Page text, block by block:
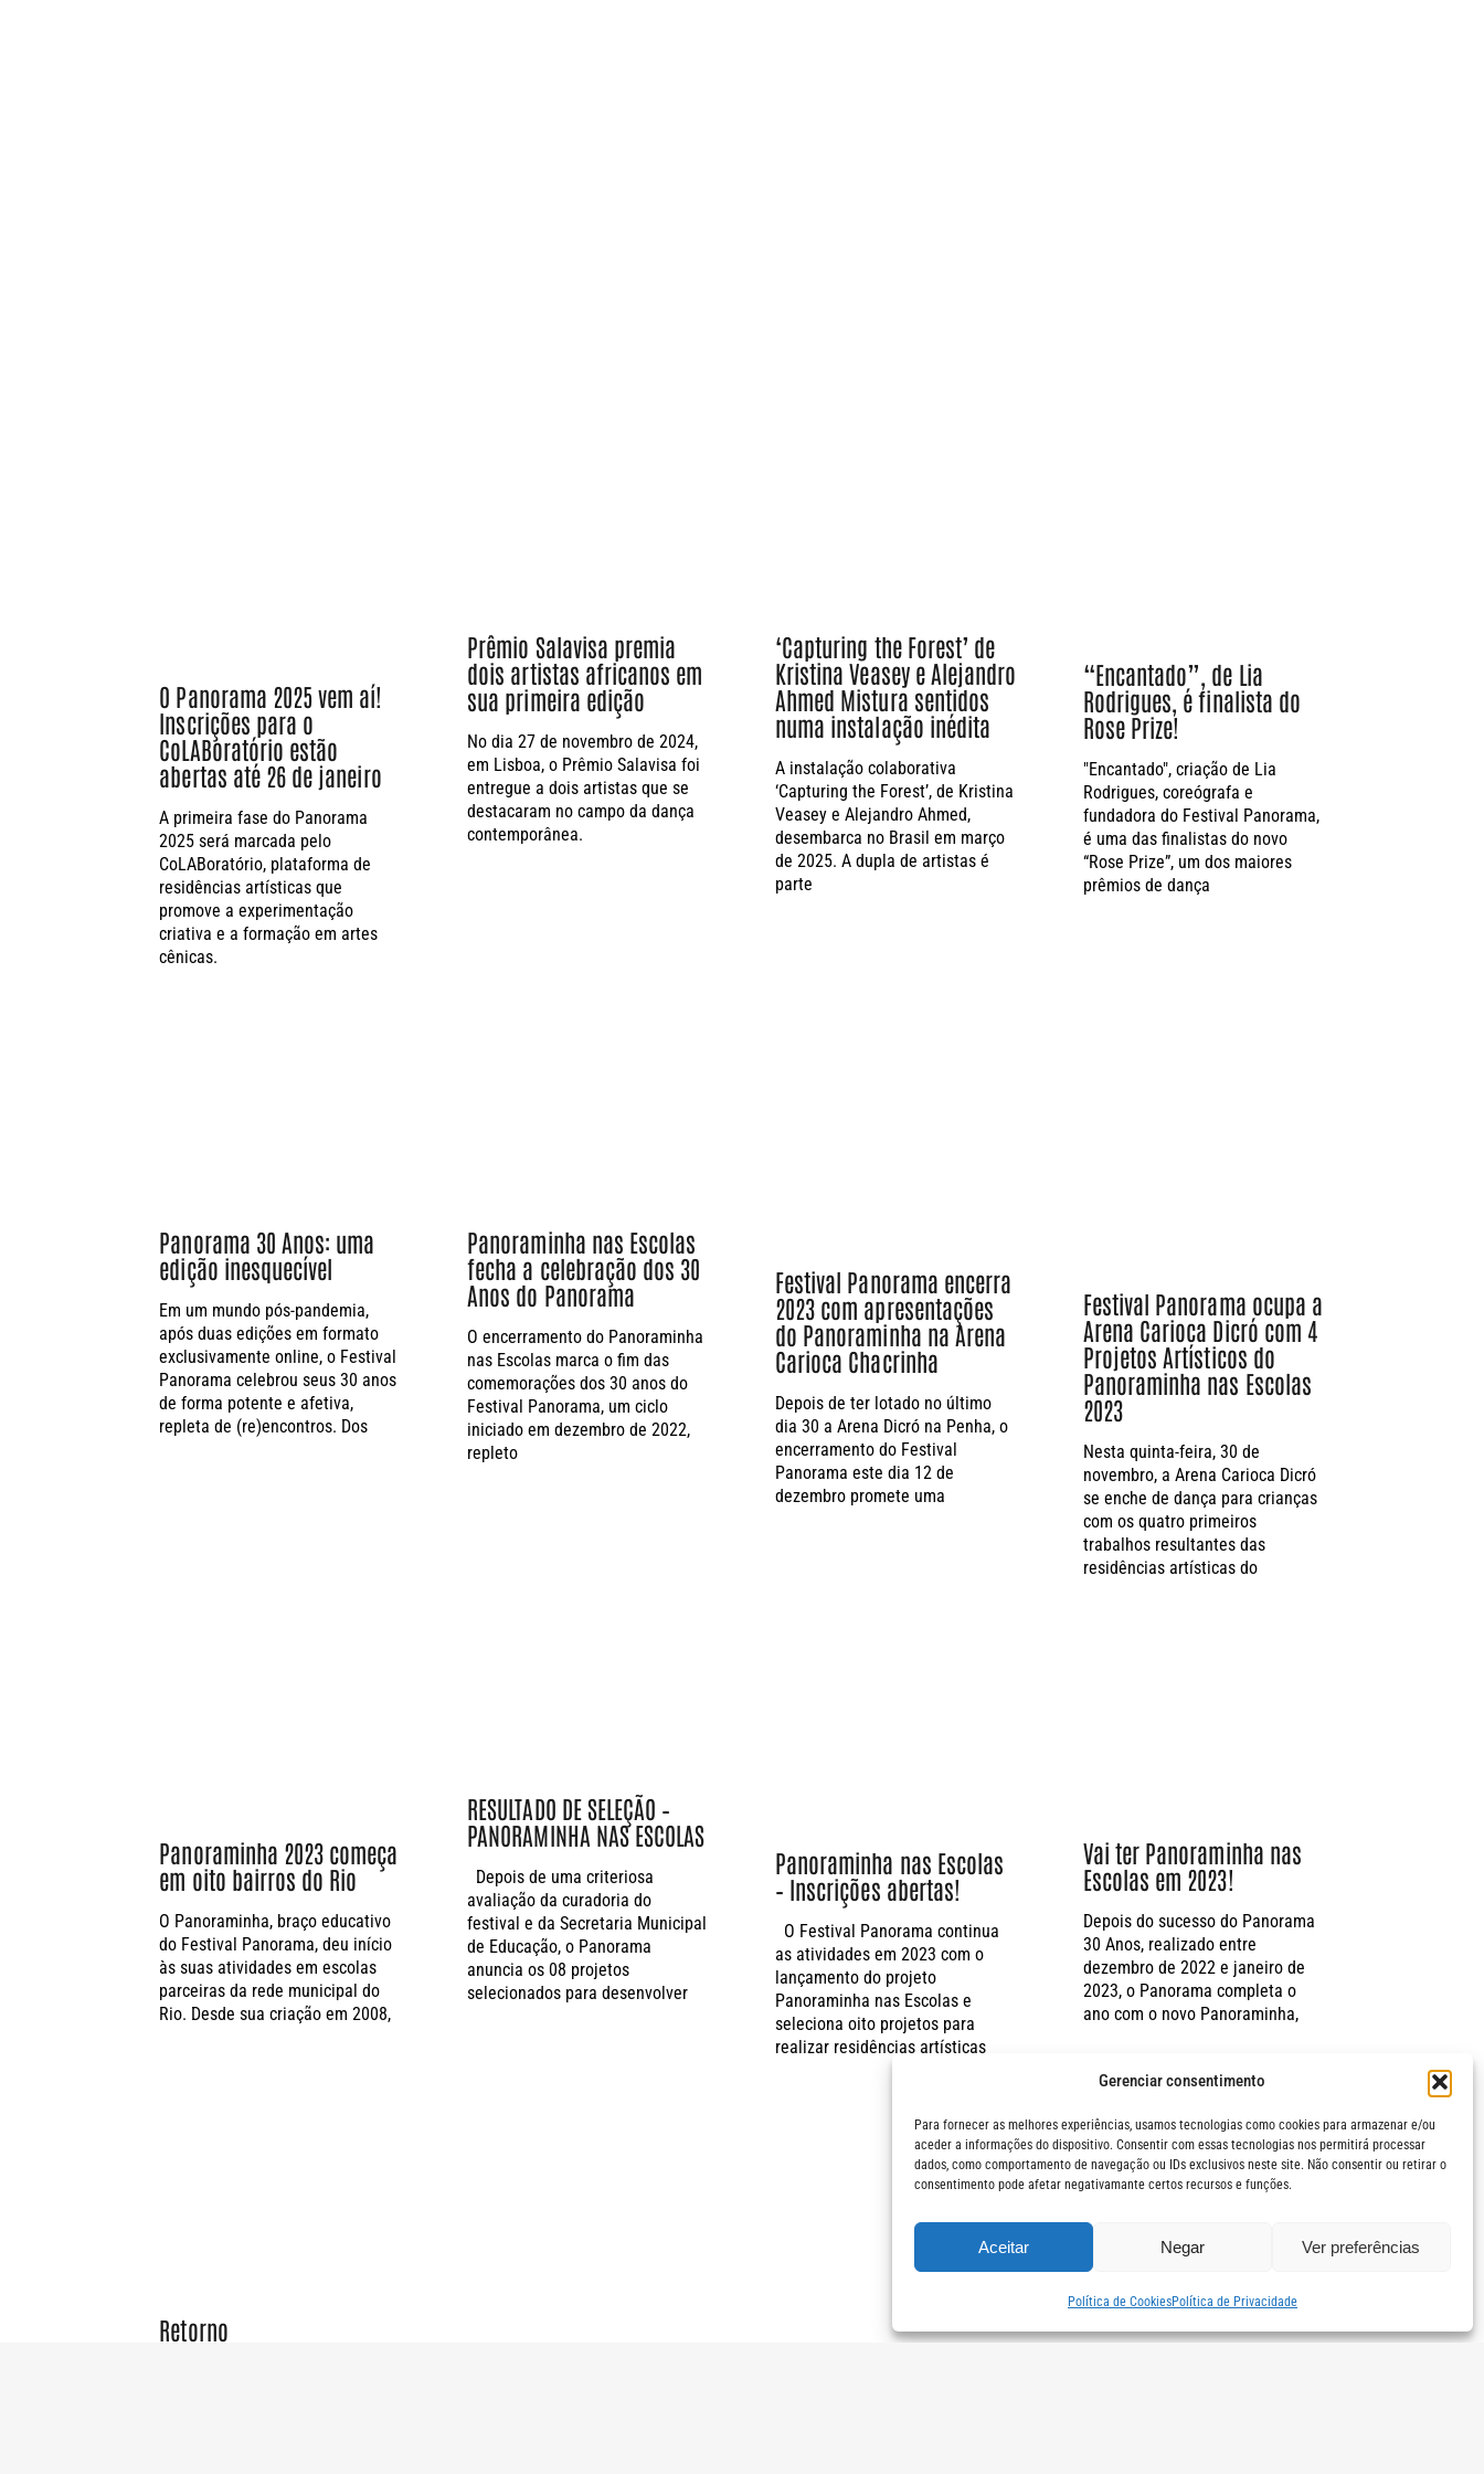
Gerenciar consentimento
Para fornecer as melhores experiências, usamos tecnologias como cookies para armazenar e/ou
aceder a informações do dispositivo. Consentir com essas tecnologias nos permitirá processar
dados, como comportamento de navegação ou IDs exclusivos neste site. Não consentir ou retirar o
consentimento pode afetar negativamante certos recursos e funções.
Aceitar Negar Ver preferências
Política de CookiesPolítica de Privacidade
O Panorama 2025 vem aí!
Inscrições para o
CoLABoratório estão
abertas até 26 de janeiro
A primeira fase do Panorama
2025 será marcada pelo
CoLABoratório, plataforma de
residências artísticas que
promove a experimentação
criativa e a formação em artes
cênicas.
Prêmio Salavisa premia
dois artistas africanos em
sua primeira edição
No dia 27 de novembro de 2024,
em Lisboa, o Prêmio Salavisa foi
entregue a dois artistas que se
destacaram no campo da dança
contemporânea.
‘Capturing the Forest’ de
Kristina Veasey e Alejandro
Ahmed Mistura sentidos
numa instalação inédita
A instalação colaborativa
‘Capturing the Forest’, de Kristina
Veasey e Alejandro Ahmed,
desembarca no Brasil em março
de 2025. A dupla de artistas é
parte
“Encantado”, de Lia
Rodrigues, é finalista do
Rose Prize!
"Encantado", criação de Lia
Rodrigues, coreógrafa e
fundadora do Festival Panorama,
é uma das finalistas do novo
“Rose Prize”, um dos maiores
prêmios de dança
Panorama 30 Anos: uma
edição inesquecível
Em um mundo pós-pandemia,
após duas edições em formato
exclusivamente online, o Festival
Panorama celebrou seus 30 anos
de forma potente e afetiva,
repleta de (re)encontros. Dos
Panoraminha nas Escolas
fecha a celebração dos 30
Anos do Panorama
O encerramento do Panoraminha
nas Escolas marca o fim das
comemorações dos 30 anos do
Festival Panorama, um ciclo
iniciado em dezembro de 2022,
repleto
Festival Panorama encerra
2023 com apresentações
do Panoraminha na Arena
Carioca Chacrinha
Depois de ter lotado no último
dia 30 a Arena Dicró na Penha, o
encerramento do Festival
Panorama este dia 12 de
dezembro promete uma
Festival Panorama ocupa a
Arena Carioca Dicró com 4
Projetos Artísticos do
Panoraminha nas Escolas
2023
Nesta quinta-feira, 30 de
novembro, a Arena Carioca Dicró
se enche de dança para crianças
com os quatro primeiros
trabalhos resultantes das
residências artísticas do
Panoraminha 2023 começa
em oito bairros do Rio
O Panoraminha, braço educativo
do Festival Panorama, deu início
às suas atividades em escolas
parceiras da rede municipal do
Rio. Desde sua criação em 2008,
RESULTADO DE SELEÇÃO –
PANORAMINHA NAS ESCOLAS
Depois de uma criteriosa
avaliação da curadoria do
festival e da Secretaria Municipal
de Educação, o Panorama
anuncia os 08 projetos
selecionados para desenvolver
Panoraminha nas Escolas
– Inscrições abertas!
O Festival Panorama continua
as atividades em 2023 com o
lançamento do projeto
Panoraminha nas Escolas e
seleciona oito projetos para
realizar residências artísticas
Vai ter Panoraminha nas
Escolas em 2023!
Depois do sucesso do Panorama
30 Anos, realizado entre
dezembro de 2022 e janeiro de
2023, o Panorama completa o
ano com o novo Panoraminha,
Retorno